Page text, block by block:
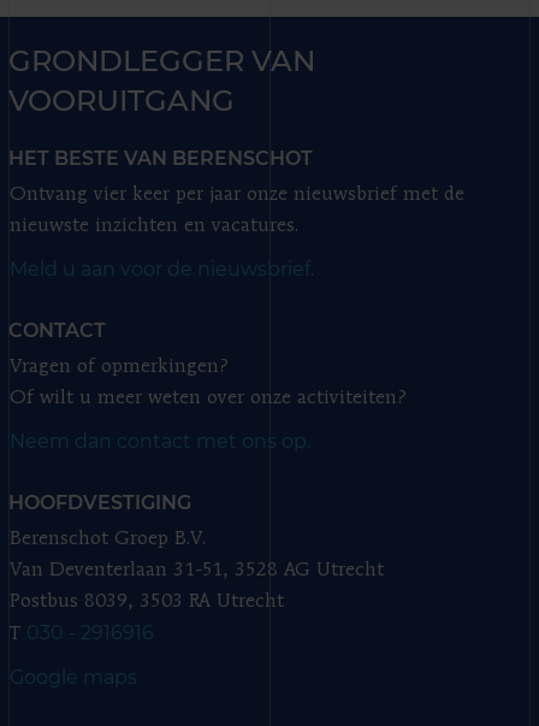
GRONDLEGGER VAN
VOORUITGANG
HET BESTE VAN BERENSCHOT
Ontvang vier keer per jaar onze nieuwsbrief met de
nieuwste inzichten en vacatures.
Meld u aan voor de nieuwsbrief.
CONTACT
Vragen of opmerkingen?
Of wilt u meer weten over onze activiteiten?
Neem dan contact met ons op.
HOOFDVESTIGING
Berenschot Groep B.V.
Van Deventerlaan 31-51, 3528 AG Utrecht
Postbus 8039, 3503 RA Utrecht
T 030 - 2916916
Google maps